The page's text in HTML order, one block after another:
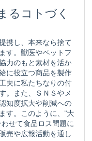
るコトづく
携し、本来なら捨て
す。獣医やペットフ
力のもと素材を活か
に役立つ商品を製作
夫に私たちなりの付
。また、ＳＮＳやメ
知度拡大や削減への
す。このように、"大
せて食品ロス問題に
売や広報活動を通し